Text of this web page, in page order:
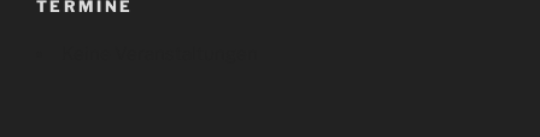
TERMINE